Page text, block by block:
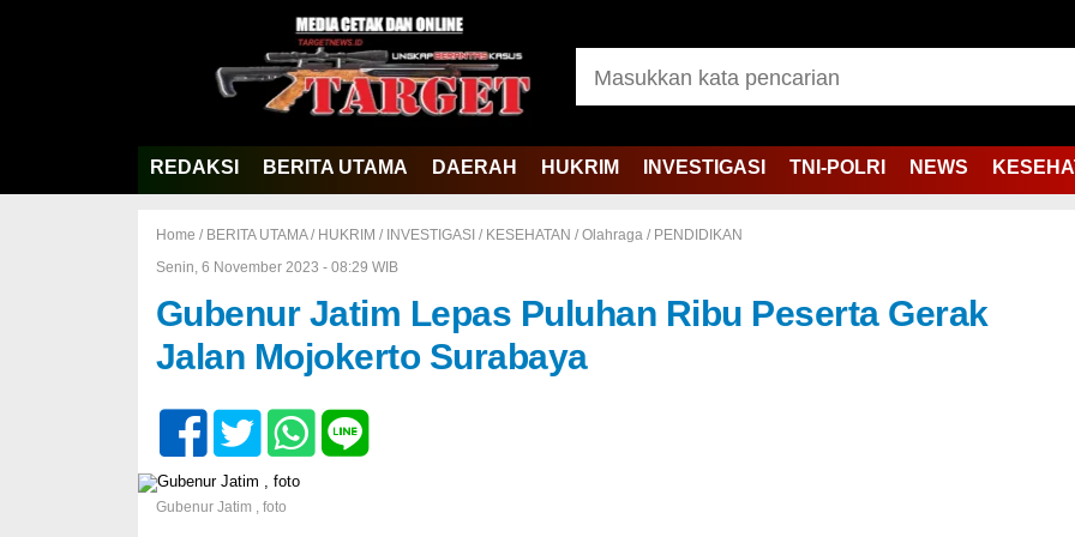
REDAKSI BERITA UTAMA DAERAH HUKRIM INVESTIGASI TNI-POLRI NEWS
Home / BERITA UTAMA/ HUKRIM / INVESTIGASI / KESEHATAN / Olahraga/ PENDIDIKAN
Senin, 6 November 2023 - 08:29 WIB
Gubenur Jatim Lepas Puluhan Ribu Peserta Gerak
Jalan Mojokerto Surabaya
Gubenur Jatim , foto